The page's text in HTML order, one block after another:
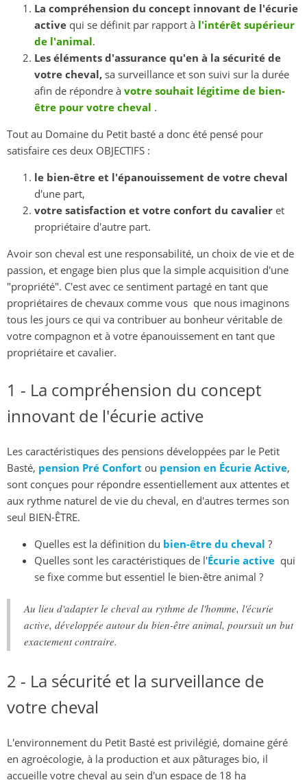
La compréhension du concept innovant de l'écurie
active qui se définit par rapport à l'intérêt supérieur
de l'animal.
Les éléments d'assurance qu'en à la sécurité de
votre cheval, sa surveillance et son suivi sur la durée
afin de répondre à votre souhait légitime de bien-
être pour votre cheval .
Tout au Domaine du Petit basté a donc été pensé pour
satisfaire ces deux OBJECTIFS :
le bien-être et l'épanouissement de votre cheval
d'une part,
votre satisfaction et votre confort du cavalier et
propriétaire d'autre part.
Avoir son cheval est une responsabilité, un choix de vie et de
passion, et engage bien plus que la simple acquisition d'une
"propriété". C'est avec ce sentiment partagé en tant que
propriétaires de chevaux comme vous que nous imaginons
tous les jours ce qui va contribuer au bonheur véritable de
votre compagnon et à votre épanouissement en tant que
propriétaire et cavalier.
1 - La compréhension du concept
innovant de l'écurie active
Les caractéristiques des pensions développées par le Petit
Basté, pension Pré Confort ou pension en Écurie Active,
sont conçues pour répondre essentiellement aux attentes et
aux rythme naturel de vie du cheval, en d'autres termes son
seul BIEN-ÊTRE.
Quelles est la définition du bien-être du cheval ?
Quelles sont les caractéristiques de l'Écurie active qui
se fixe comme but essentiel le bien-être animal ?
Au lieu d'adapter le cheval au rythme de l'homme, l'écurie
active, développée autour du bien-être animal, poursuit un but
exactement contraire.
2 - La sécurité et la surveillance de
votre cheval
L'environnement du Petit Basté est privilégié, domaine géré
en agroécologie, à la production et aux pâturages bio, il
accueille votre cheval au sein d'un espace de 18 ha